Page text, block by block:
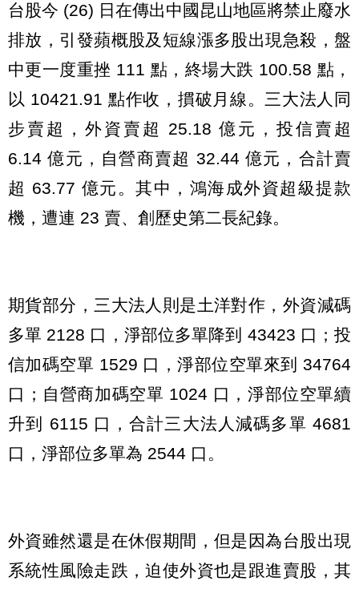
台股今 (26) 日在傳出中國昆山地區將禁止廢水
排放，引發蘋概股及短線漲多股出現急殺，盤
中更一度重挫 111 點，終場大跌 100.58 點，
以 10421.91 點作收，摜破月線。三大法人同
步賣超，外資賣超 25.18 億元，投信賣超
6.14 億元，自營商賣超 32.44 億元，合計賣
超 63.77 億元。其中，鴻海成外資超級提款
機，遭連 23 賣、創歷史第二長紀錄。
期貨部分，三大法人則是土洋對作，外資減碼
多單 2128 口，淨部位多單降到 43423 口；投
信加碼空單 1529 口，淨部位空單來到 34764
口；自營商加碼空單 1024 口，淨部位空單續
升到 6115 口，合計三大法人減碼多單 4681
口，淨部位多單為 2544 口。
外資雖然還是在休假期間，但是因為台股出現
系統性風險走跌，迫使外資也是跟進賣股，其